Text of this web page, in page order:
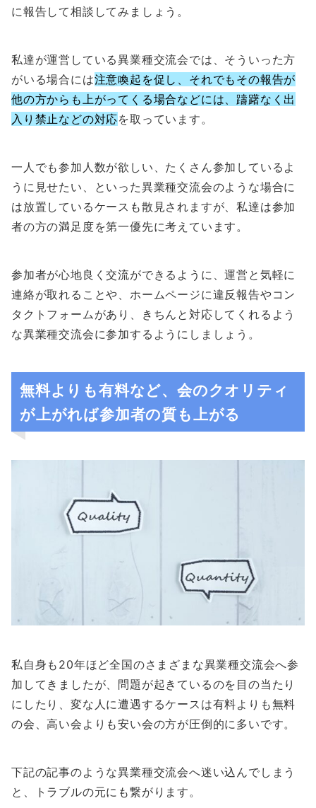
に報告して相談してみましょう。
私達が運営している異業種交流会では、そういった方
がいる場合には注意喚起を促し、それでもその報告が
他の方からも上がってくる場合などには、躊躇なく出
入り禁止などの対応を取っています。
一人でも参加人数が欲しい、たくさん参加しているよ
うに見せたい、といった異業種交流会のような場合に
は放置しているケースも散見されますが、私達は参加
者の方の満足度を第一優先に考えています。
参加者が心地良く交流ができるように、運営と気軽に
連絡が取れることや、ホームページに違反報告やコン
タクトフォームがあり、きちんと対応してくれるよう
な異業種交流会に参加するようにしましょう。
無料よりも有料など、会のクオリティ
が上がれば参加者の質も上がる
私自身も20年ほど全国のさまざまな異業種交流会へ参
加してきましたが、問題が起きているのを目の当たり
にしたり、変な人に遭遇するケースは有料よりも無料
の会、高い会よりも安い会の方が圧倒的に多いです。
下記の記事のような異業種交流会へ迷い込んでしまう
と、トラブルの元にも繋がります。